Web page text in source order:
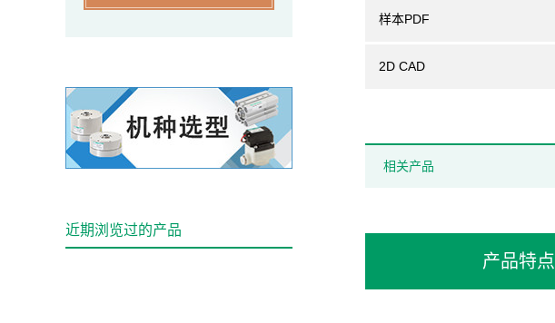
样本PDF
2D CAD
相关产品
产品特点
近期浏览过的产品